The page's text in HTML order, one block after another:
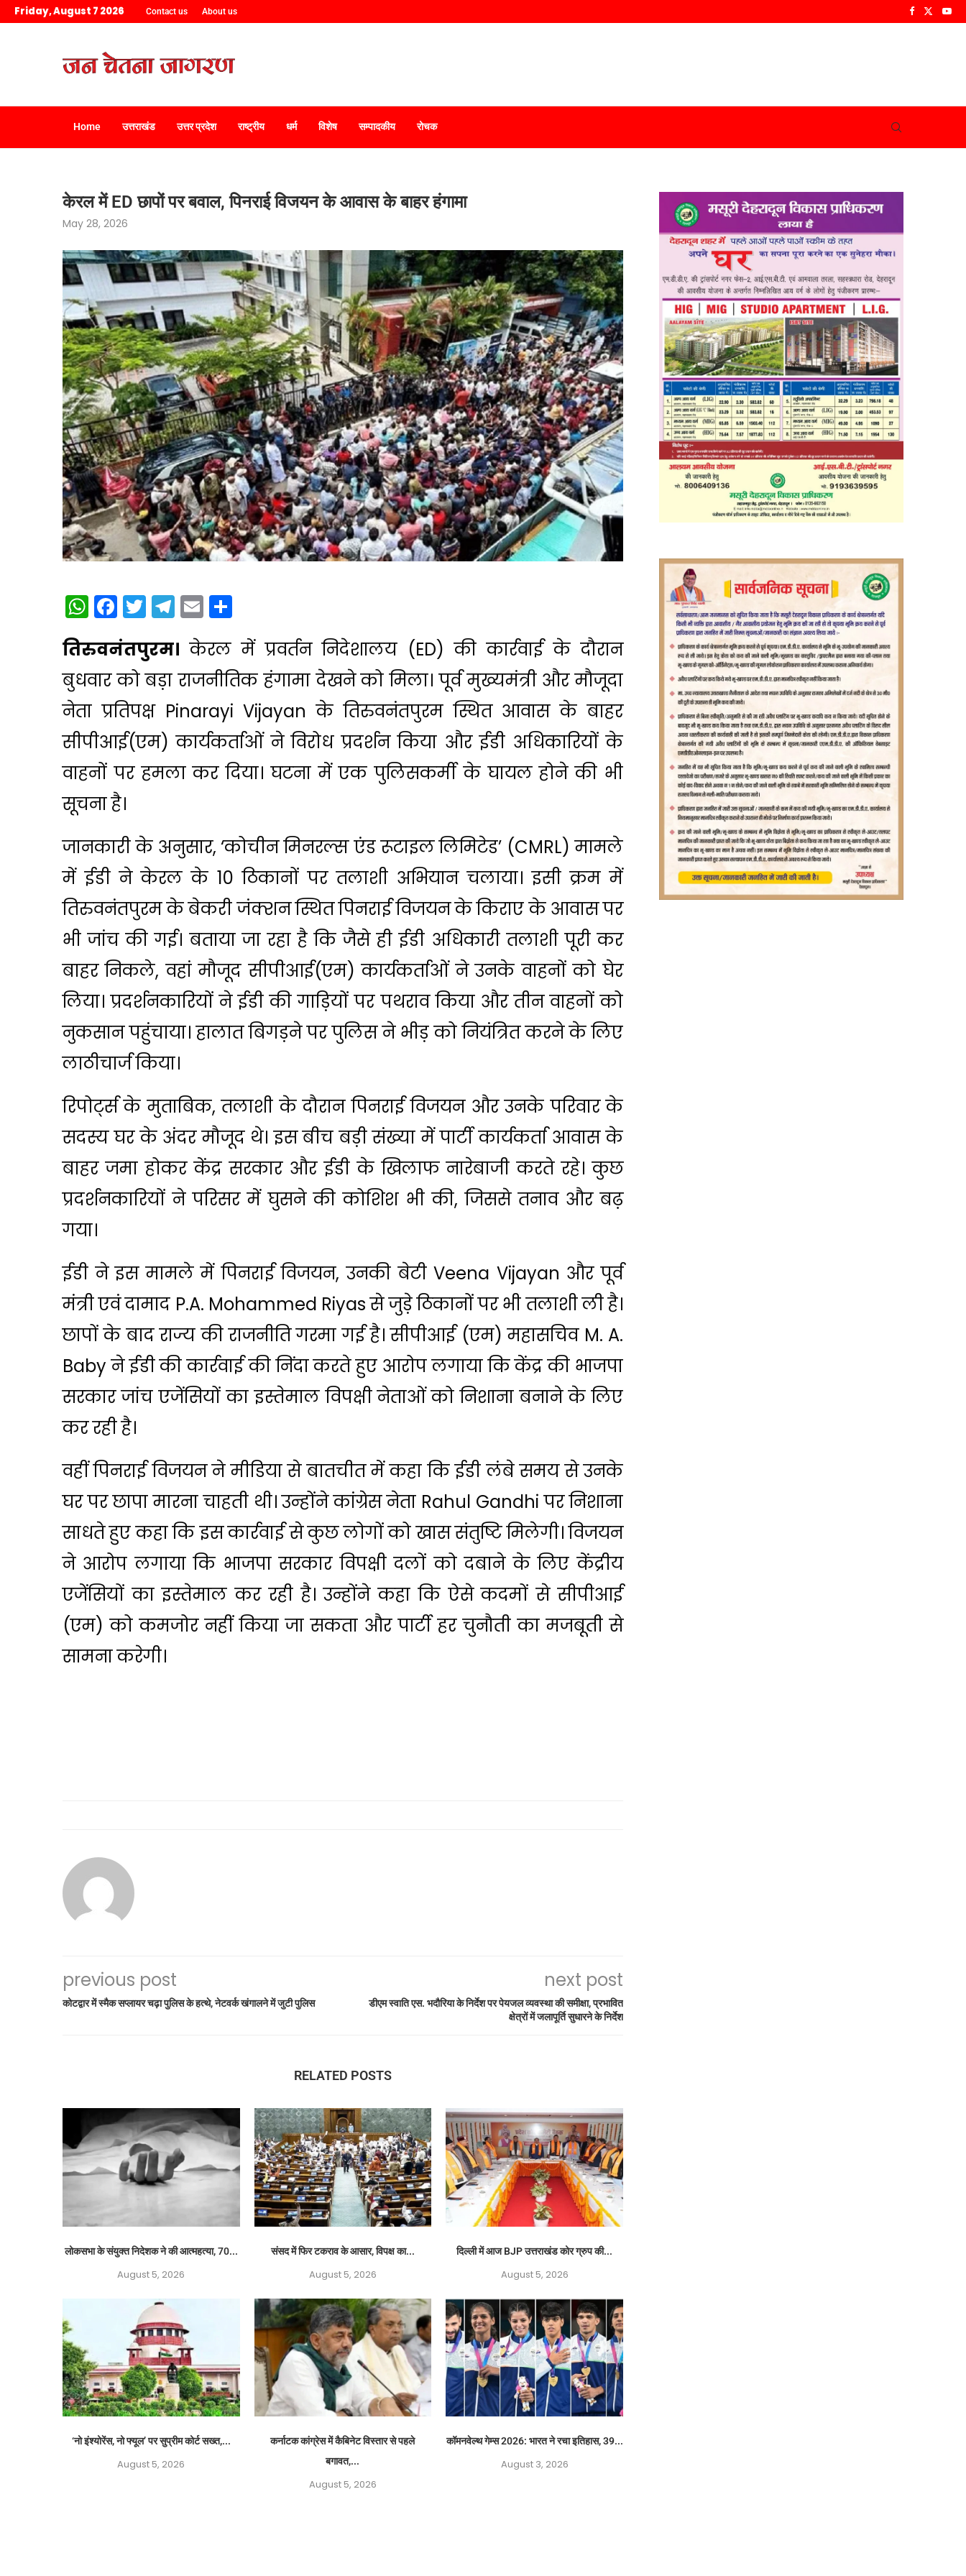
Friday, August 7 2026 Contact us About us
Home उत्तराखंड उत्तर प्रदेश राष्ट्रीय धर्म विशेष सम्पादकीय रोचक
केरल में ED छापों पर बवाल, पिनराई विजयन के आवास के बाहर हंगामा
May 28, 2026
WhatsApp
Facebook
Twitter
Telegram
Email
तिरुवनंतपुरम। केरल में प्रवर्तन निदेशालय (ED) की कार्रवाई के दौरान
बुधवार को बड़ा राजनीतिक हंगामा देखने को मिला। पूर्व मुख्यमंत्री और मौजूदा
नेता प्रतिपक्ष Pinarayi Vijayan के तिरुवनंतपुरम स्थित आवास के बाहर
सीपीआई(एम) कार्यकर्ताओं ने विरोध प्रदर्शन किया और ईडी अधिकारियों के
वाहनों पर हमला कर दिया। घटना में एक पुलिसकर्मी के घायल होने की भी
सूचना है।
जानकारी के अनुसार, ‘कोचीन मिनरल्स एंड रूटाइल लिमिटेड’ (CMRL) मामले
में ईडी ने केरल के 10 ठिकानों पर तलाशी अभियान चलाया। इसी क्रम में
तिरुवनंतपुरम के बेकरी जंक्शन स्थित पिनराई विजयन के किराए के आवास पर
भी जांच की गई। बताया जा रहा है कि जैसे ही ईडी अधिकारी तलाशी पूरी कर
बाहर निकले, वहां मौजूद सीपीआई(एम) कार्यकर्ताओं ने उनके वाहनों को घेर
लिया। प्रदर्शनकारियों ने ईडी की गाड़ियों पर पथराव किया और तीन वाहनों को
नुकसान पहुंचाया। हालात बिगड़ने पर पुलिस ने भीड़ को नियंत्रित करने के लिए
लाठीचार्ज किया।
रिपोर्ट्स के मुताबिक, तलाशी के दौरान पिनराई विजयन और उनके परिवार के
सदस्य घर के अंदर मौजूद थे। इस बीच बड़ी संख्या में पार्टी कार्यकर्ता आवास के
बाहर जमा होकर केंद्र सरकार और ईडी के खिलाफ नारेबाजी करते रहे। कुछ
प्रदर्शनकारियों ने परिसर में घुसने की कोशिश भी की, जिससे तनाव और बढ़
गया।
ईडी ने इस मामले में पिनराई विजयन, उनकी बेटी Veena Vijayan और पूर्व
मंत्री एवं दामाद P.A. Mohammed Riyas से जुड़े ठिकानों पर भी तलाशी ली है।
छापों के बाद राज्य की राजनीति गरमा गई है। सीपीआई (एम) महासचिव M. A.
Baby ने ईडी की कार्रवाई की निंदा करते हुए आरोप लगाया कि केंद्र की भाजपा
सरकार जांच एजेंसियों का इस्तेमाल विपक्षी नेताओं को निशाना बनाने के लिए
कर रही है।
वहीं पिनराई विजयन ने मीडिया से बातचीत में कहा कि ईडी लंबे समय से उनके
घर पर छापा मारना चाहती थी। उन्होंने कांग्रेस नेता Rahul Gandhi पर निशाना
साधते हुए कहा कि इस कार्रवाई से कुछ लोगों को खास संतुष्टि मिलेगी। विजयन
ने आरोप लगाया कि भाजपा सरकार विपक्षी दलों को दबाने के लिए केंद्रीय
एजेंसियों का इस्तेमाल कर रही है। उन्होंने कहा कि ऐसे कदमों से सीपीआई
(एम) को कमजोर नहीं किया जा सकता और पार्टी हर चुनौती का मजबूती से
सामना करेगी।
previous post
कोटद्वार में स्मैक सप्लायर चढ़ा पुलिस के हत्थे, नेटवर्क खंगालने में जुटी पुलिस
next post
डीएम स्वाति एस. भदौरिया के निर्देश पर पेयजल व्यवस्था की समीक्षा, प्रभावित
क्षेत्रों में जलापूर्ति सुधारने के निर्देश
RELATED POSTS
लोकसभा के संयुक्त निदेशक ने की आत्महत्या, 70...
August 5, 2026
संसद में फिर टकराव के आसार, विपक्ष का...
August 5, 2026
दिल्ली में आज BJP उत्तराखंड कोर ग्रुप की...
August 5, 2026
‘नो इंश्योरेंस, नो फ्यूल’ पर सुप्रीम कोर्ट सख्त,...
August 5, 2026
कर्नाटक कांग्रेस में कैबिनेट विस्तार से पहले
बगावत,...
August 5, 2026
कॉमनवेल्थ गेम्स 2026: भारत ने रचा इतिहास, 39...
August 3, 2026